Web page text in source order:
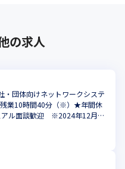
の求人
・団体向けネットワークシステ
業10時間40分（※）★年間休
ル面談歓迎 ※2024年12月時